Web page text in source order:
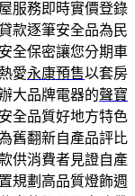
服務即時實價登錄
款逐筆安全品為民
全保密讓您分期車
愛永康預售以套房
大品牌電器的聲寶
全品質好地方特色
舊翻新自產品評比
供消費者見證自產
規劃高品質燈飾週